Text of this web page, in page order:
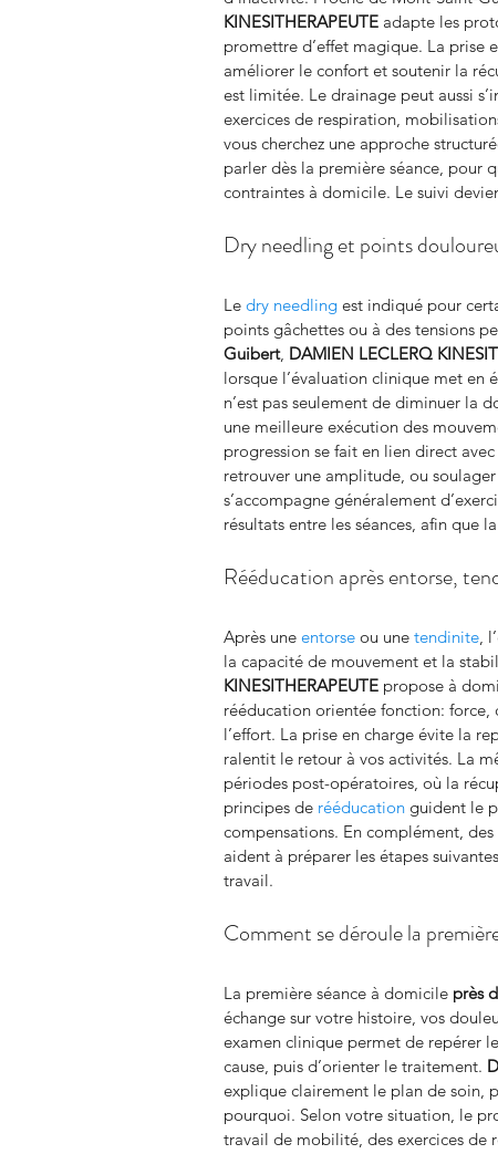
KINESITHERAPEUTE adapte les
promettre d’effet magique. La prise
améliorer le confort et soutenir la
est limitée. Le drainage peut aussi
exercices de respiration,
vous cherchez une approche
parler dès la première séance, pour
contraintes à domicile. Le suivi
Dry needling et points
Le dry needling est indiqué pour
points gâchettes ou à des tensions
Guibert, DAMIEN LECLERQ
lorsque l’évaluation clinique met en
n’est pas seulement de diminuer la
une meilleure exécution des
progression se fait en lien direct
retrouver une amplitude, ou
s’accompagne généralement
résultats entre les séances, afin que
Rééducation après entorse,
Après une entorse ou une tendinite,
la capacité de mouvement et la
KINESITHERAPEUTE propose à
rééducation orientée fonction:
l’effort. La prise en charge évite la
ralentit le retour à vos activités. La
périodes post-opératoires, où la
principes de rééducation guident le
compensations. En complément,
aident à préparer les étapes
travail.
Comment se déroule la
La première séance à domicile près
échange sur votre histoire, vos
examen clinique permet de repérer
cause, puis d’orienter le traitement.
explique clairement le plan de soin,
pourquoi. Selon votre situation, le
travail de mobilité, des exercices de